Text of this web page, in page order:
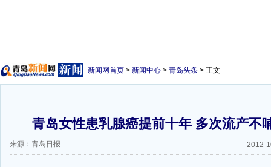
新闻网首页 > 新闻中心 > 青岛头条 > 正文
青岛女性患乳腺癌提前十年 多次流产不
来源：青岛日报 -- 2012-